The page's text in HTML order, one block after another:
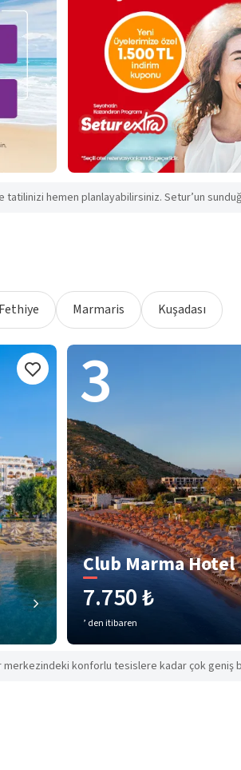
hemen planlayabilirsiniz. Setur’un
Fethiye Marmaris Kuşadası
3
Club Marma Hotel
7.750 ₺
’ den itibaren
konforlu tesislere kadar çok geniş